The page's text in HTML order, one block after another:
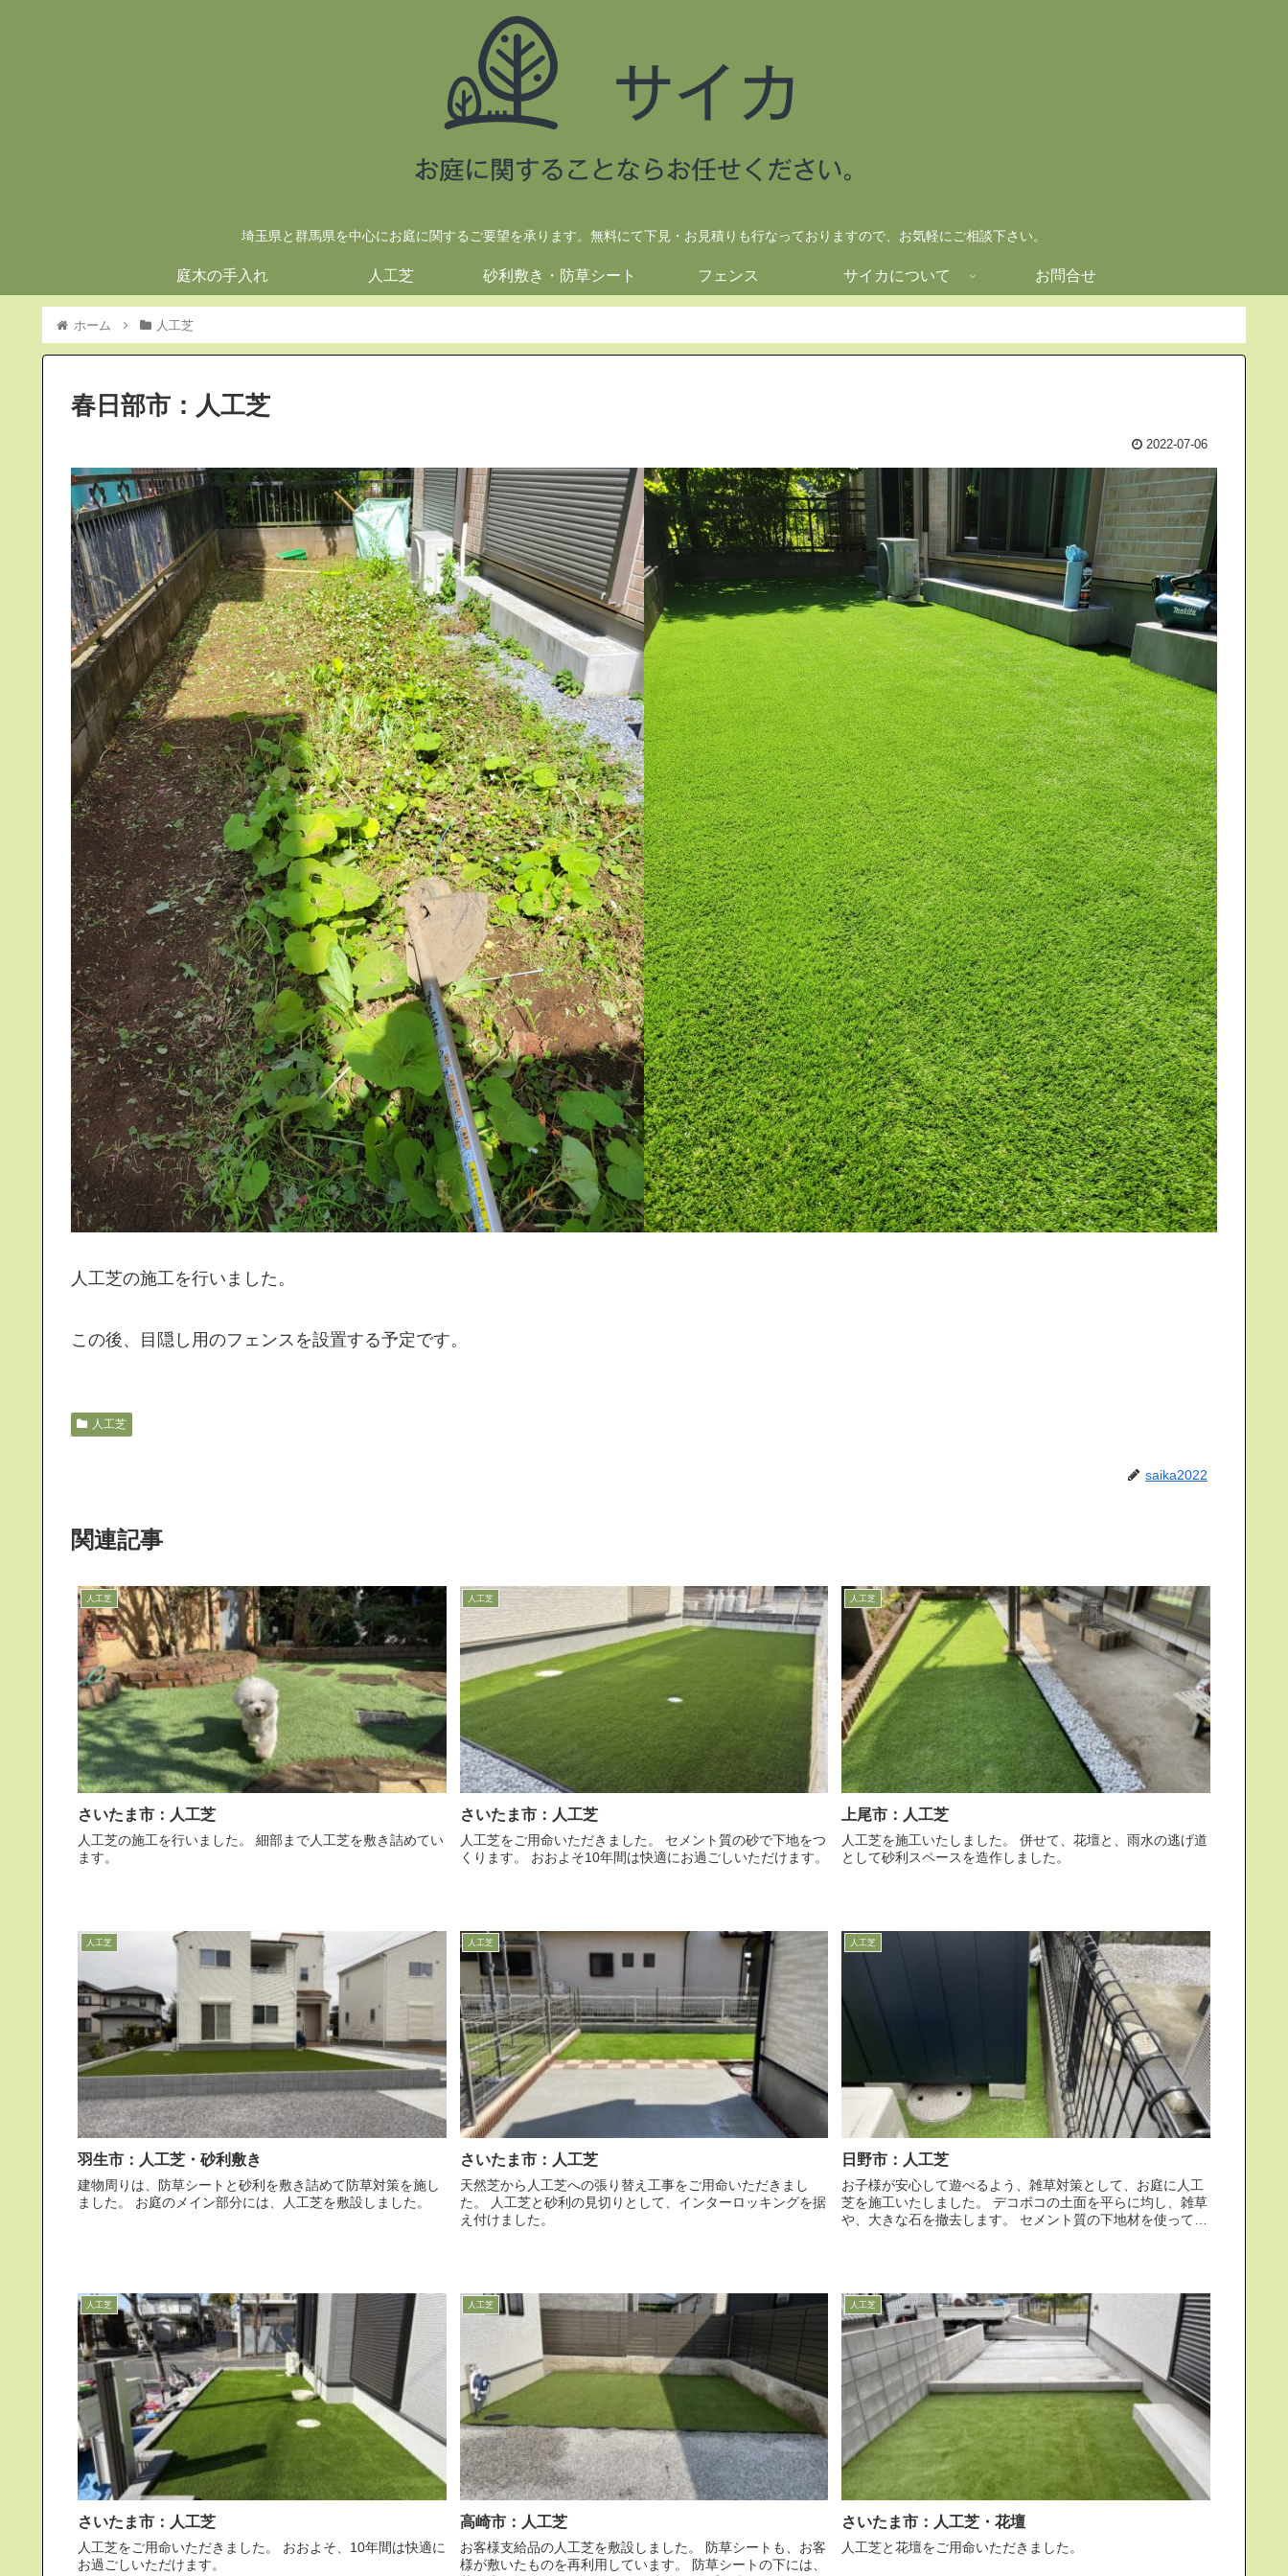
埼玉県と群馬県を中心にお庭に関するご要望を承ります。無料にて下見・お見積りも行なっておりますので、お気軽にご相談下さい。
庭木の手入れ 人工芝 砂利敷き・防草シート フェンス サイカについて お問合せ
ホーム 人工芝
春日部市：人工芝
2022-07-06
人工芝の施工を行いました。
この後、目隠し用のフェンスを設置する予定です。
人工芝
saika2022
関連記事
人工芝
さいたま市：人工芝
人工芝の施工を行いました。 細部まで人工芝を敷き詰めてい
ます。
人工芝
さいたま市：人工芝
人工芝をご用命いただきました。 セメント質の砂で下地をつ
くります。 おおよそ10年間は快適にお過ごしいただけます。
人工芝
上尾市：人工芝
人工芝を施工いたしました。 併せて、花壇と、雨水の逃げ道
として砂利スペースを造作しました。
人工芝
羽生市：人工芝・砂利敷き
建物周りは、防草シートと砂利を敷き詰めて防草対策を施し
ました。 お庭のメイン部分には、人工芝を敷設しました。
人工芝
さいたま市：人工芝
天然芝から人工芝への張り替え工事をご用命いただきまし
た。 人工芝と砂利の見切りとして、インターロッキングを据
え付けました。
人工芝
日野市：人工芝
お子様が安心して遊べるよう、雑草対策として、お庭に人工
芝を施工いたしました。 デコボコの土面を平らに均し、雑草
や、大きな石を撤去します。 セメント質の下地材を使って、
人工芝
さいたま市：人工芝
人工芝をご用命いただきました。 おおよそ、10年間は快適に
お過ごしいただけます。
人工芝
高崎市：人工芝
お客様支給品の人工芝を敷設しました。 防草シートも、お客
様が敷いたものを再利用しています。 防草シートの下には、
人工芝
さいたま市：人工芝・花壇
人工芝と花壇をご用命いただきました。